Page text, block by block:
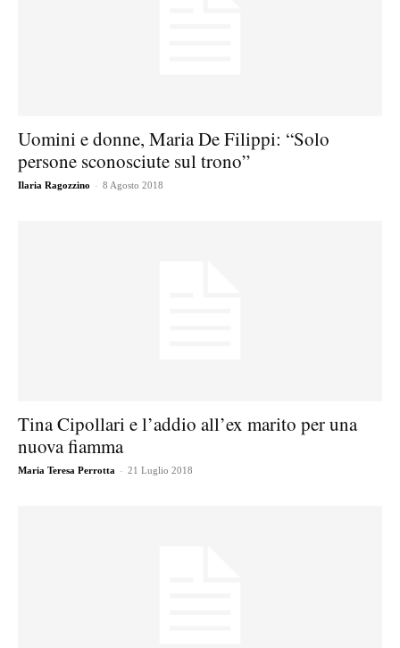
Uomini e donne, Maria De Filippi: “Solo
persone sconosciute sul trono”
Ilaria Ragozzino - 8 Agosto 2018
Tina Cipollari e l’addio all’ex marito per una
nuova fiamma
Maria Teresa Perrotta - 21 Luglio 2018